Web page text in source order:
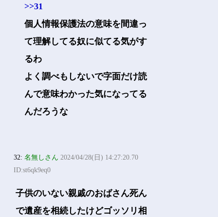
>>31
個人情報保護法の意味を間違っ
て理解してる奴に似てる気がす
るわ
よく調べもしないで字面だけ読
んで意味わかった気になってる
んだろうな
32:名無しさん 2024/04/28(日) 14:27:20.70
ID:st6qk9eq0
子供のいない親戚のおばさん死ん
で遺産を相続したけどゴッソリ相